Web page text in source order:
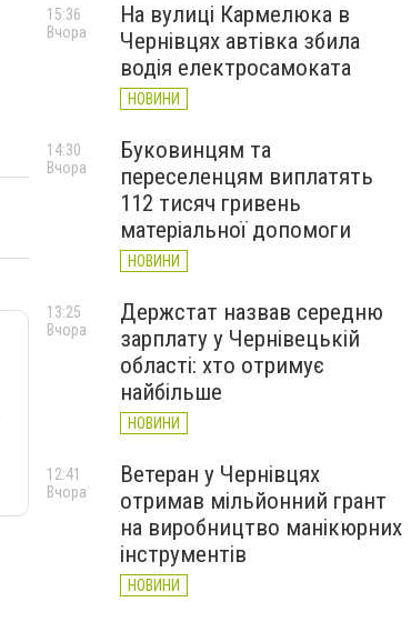
На вулиці Кармелюка в
Чернівцях автівка збила
водія електросамоката
НОВИНИ
15:36
Вчора
Буковинцям та
переселенцям виплатять
112 тисяч гривень
матеріальної допомоги
НОВИНИ
14:30
Вчора
Держстат назвав середню
зарплату у Чернівецькій
області: хто отримує
найбільше
НОВИНИ
13:25
Вчора
Ветеран у Чернівцях
отримав мільйонний грант
на виробництво манікюрних
інструментів
НОВИНИ
12:41
Вчора